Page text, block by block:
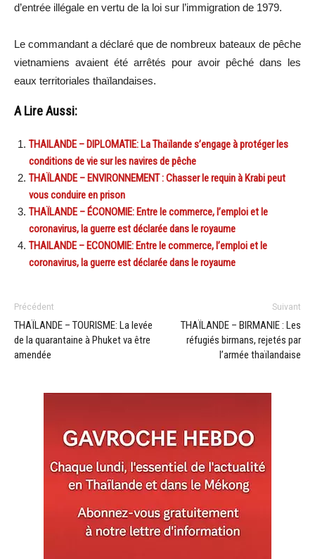
d’entrée illégale en vertu de la loi sur l’immigration de 1979.
Le commandant a déclaré que de nombreux bateaux de pêche
vietnamiens avaient été arrêtés pour avoir pêché dans les
eaux territoriales thaïlandaises.
A Lire Aussi:
THAILANDE – DIPLOMATIE: La Thaïlande s’engage à protéger les
conditions de vie sur les navires de pêche
THAÏLANDE – ENVIRONNEMENT : Chasser le requin à Krabi peut
vous conduire en prison
THAÏLANDE – ÉCONOMIE: Entre le commerce, l’emploi et le
coronavirus, la guerre est déclarée dans le royaume
THAILANDE – ECONOMIE: Entre le commerce, l’emploi et le
coronavirus, la guerre est déclarée dans le royaume
Précédent
THAÏLANDE – TOURISME: La levée
de la quarantaine à Phuket va être
amendée
Suivant
THAÏLANDE – BIRMANIE : Les
réfugiés birmans, rejetés par
l’armée thaïlandaise